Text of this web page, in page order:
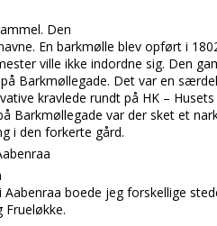
Den
En barkmølle blev opført i
ville ikke indordne sig. Den
Barkmøllegade. Det var en
kravlede rundt på HK – Husets
Barkmøllegade var der sket et
i den forkerte gård.
boede jeg forskellige
Frueløkke.